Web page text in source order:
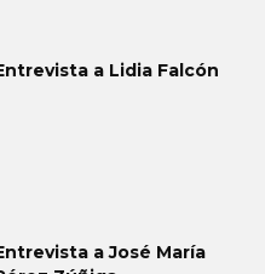
a Lidia Falcón
a José María